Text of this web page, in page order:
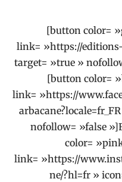
[button color=
link= »https://
target= »true »
[button color=
link= »https://
nofollow= »false
color=
link= »https://
ne/?hl=fr »